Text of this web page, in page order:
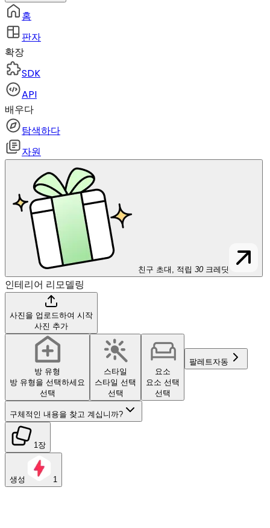
홈
판자
확장
SDK
API
배우다
탐색하다
자원
친구 초대, 적립 30 크레딧
인테리어 리모델링
사진을 업로드하여 시작
사진 추가
방 유형
방 유형을 선택하세요
선택
스타일
스타일 선택
선택
요소
요소 선택
선택
팔레트자동
구체적인 내용을 찾고 계십니까?
1장
생성 1